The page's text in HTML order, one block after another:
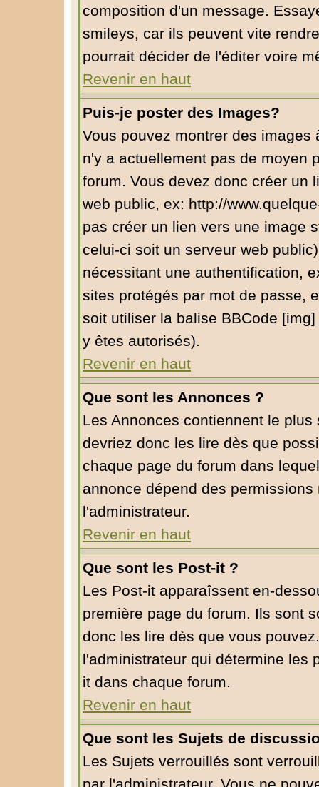
composition d'un message.
smileys, car ils peuvent vite
pourrait décider de l'éditer voire
Revenir en haut
Puis-je poster des Images?
Vous pouvez montrer des
n'y a actuellement pas de moyen
forum. Vous devez donc créer un
web public, ex: http://
pas créer un lien vers une image
celui-ci soit un serveur web
nécessitant une authentification,
sites protégés par mot de passe,
soit utiliser la balise BBCode
y êtes autorisés).
Revenir en haut
Que sont les Annonces ?
Les Annonces contiennent le
devriez donc les lire dès que
chaque page du forum dans
annonce dépend des
l'administrateur.
Revenir en haut
Que sont les Post-it ?
Les Post-it apparaîssent en-
première page du forum. Ils sont
donc les lire dès que vous
l'administrateur qui détermine les
it dans chaque forum.
Revenir en haut
Que sont les Sujets de
Les Sujets verrouillés sont